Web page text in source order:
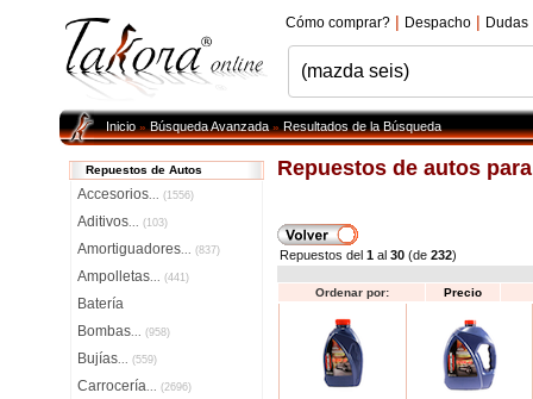
Cómo comprar? | Despacho | Dudas
Inicio»Búsqueda Avanzada»Resultados de la Búsqueda
Repuestos de Autos
Accesorios... (1556)
Aditivos... (103)
Amortiguadores... (837)
Ampolletas... (441)
Batería
Bombas... (958)
Bujías... (559)
Carrocería... (2696)
Repuestos de autos
Repuestos del 1 al 30 (de 232)
Ordenar por: Precio